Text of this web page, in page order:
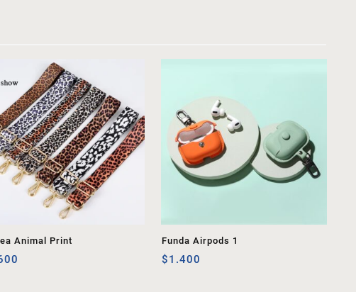
Animal Print Funda Airpods 1
$1.400